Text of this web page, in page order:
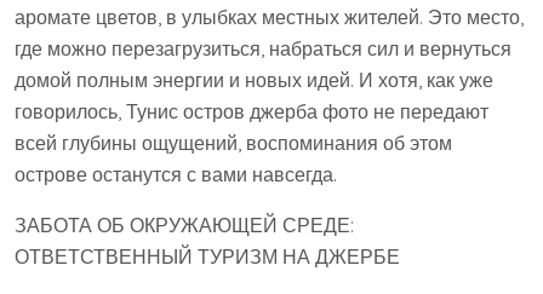
аромате цветов, в улыбках местных жителей. Это место,
где можно перезагрузиться, набраться сил и вернуться
домой полным энергии и новых идей. И хотя, как уже
говорилось, Тунис остров джерба фото не передают
всей глубины ощущений, воспоминания об этом
острове останутся с вами навсегда.
ЗАБОТА ОБ ОКРУЖАЮЩЕЙ СРЕДЕ:
ОТВЕТСТВЕННЫЙ ТУРИЗМ НА ДЖЕРБЕ